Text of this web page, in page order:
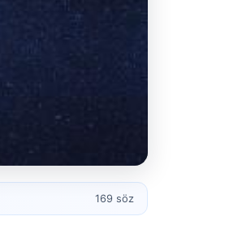
169 söz